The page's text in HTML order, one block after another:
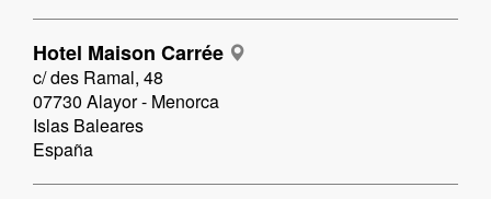
Hotel Maison Carrée
c/ des Ramal, 48
07730 Alayor - Menorca
Islas Baleares
España